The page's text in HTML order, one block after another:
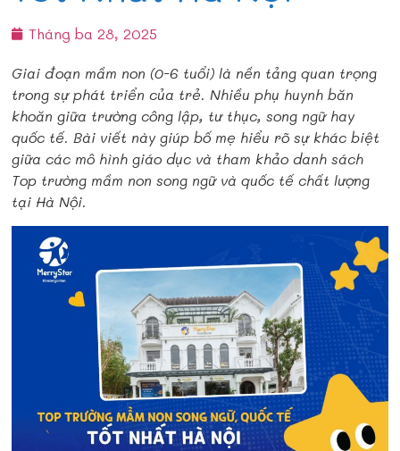
Tháng ba 28, 2025
Giai đoạn mầm non (0-6 tuổi) là nền tảng quan trọng
trong sự phát triển của trẻ. Nhiều phụ huynh băn
khoăn giữa trường công lập, tư thục, song ngữ hay
quốc tế. Bài viết này giúp bố mẹ hiểu rõ sự khác biệt
giữa các mô hình giáo dục và tham khảo danh sách
Top trường mầm non song ngữ và quốc tế chất lượng
tại Hà Nội.